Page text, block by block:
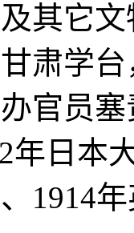
其它
肃学
官员
年日本
1914